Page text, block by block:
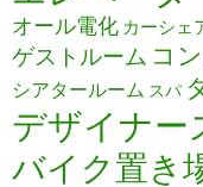
オール電化 カーシェ
ゲストルーム コ
シアタールーム スパ
デザイナー
バイク置き